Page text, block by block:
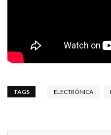
TAGS ELECTRÓNICA